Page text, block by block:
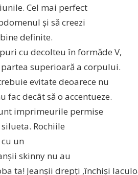
. Cel mai perfect
şi să creezi
bine definite.
cu decolteu în formăde V,
partea superioară a corpului.
evitate deoarece nu
facdecâtsă o accentueze.
imprimeurile permise
silueta. Rochiile
un
skinny nu au
ta! Jeanşii drepţi ,închişi la